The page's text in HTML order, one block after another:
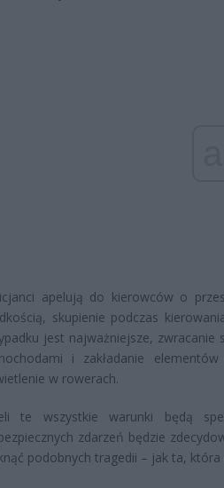
apelują do kierowców o
skupienie podczas
jest najważniejsze, zwracanie
i zakładanie
w rowerach.
te wszystkie warunki będą
zdarzeń będzie
podobnych tragedii – jak ta, która